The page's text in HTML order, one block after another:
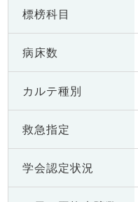
標榜科目
病床数
カルテ種別
救急指定
学会認定状況